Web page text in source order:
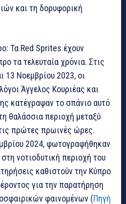
και τη δορυφορική
Τα Red Sprites έχουν
τα τελευταία χρόνια. Στις
13 Νοεμβρίου 2023, οι
Άγγελος Κουριέας και
κατέγραψαν το σπάνιο αυτό
θαλάσσια περιοχή μεταξύ
πρώτες πρωινές ώρες.
2024, φωτογραφήθηκαν
νοτιοδυτική περιοχή του
καθιστούν την Κύπρο
για την παρατήρηση
φαινομένων (Πηγή